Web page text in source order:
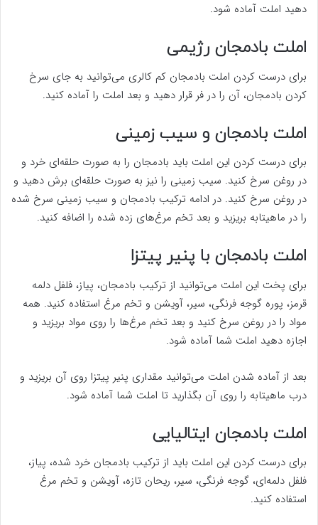
دهید املت آماده شود.
املت بادمجان رژیمی
برای درست کردن املت بادمجان کم کالری می‌توانید به جای سرخ
کردن بادمجان، آن را در فر قرار دهید و بعد املت را آماده کنید.
املت بادمجان و سیب زمینی
برای درست کردن این املت باید بادمجان را به صورت حلقه‌ای خرد و
در روغن سرخ کنید. سیب زمینی را نیز به صورت حلقه‌ای برش دهید و
در روغن سرخ کنید. در ادامه ترکیب بادمجان و سیب زمینی سرخ شده
را در ماهیتابه بریزید و بعد تخم مرغ‌های زده شده را اضافه کنید.
املت بادمجان با پنیر پیتزا
برای پخت این املت می‌توانید از ترکیب بادمجان، پیاز، فلفل دلمه
قرمز، پوره گوجه فرنگی، سیر، آویشن و تخم مرغ استفاده کنید. همه
مواد را در روغن سرخ کنید و بعد تخم مرغ‌ها را روی مواد بریزید و
اجازه دهید املت شما آماده شود.
بعد از آماده شدن املت می‌توانید مقداری پنیر پیتزا روی آن بریزید و
درب ماهیتابه را روی آن بگذارید تا املت شما آماده شود.
املت بادمجان ایتالیایی
برای درست کردن این املت باید از ترکیب بادمجان خرد شده، پیاز،
فلفل دلمه‌ای، گوجه فرنگی، سیر، ریحان تازه، آویشن و تخم مرغ
استفاده کنید.